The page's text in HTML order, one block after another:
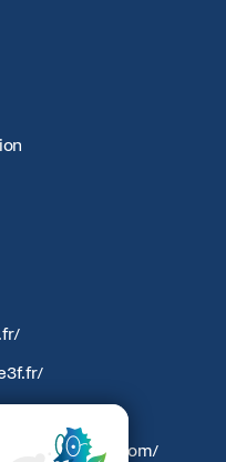
amenagement.com/